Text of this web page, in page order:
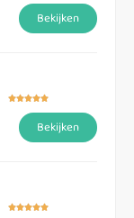
Bekijken

Bekijken
